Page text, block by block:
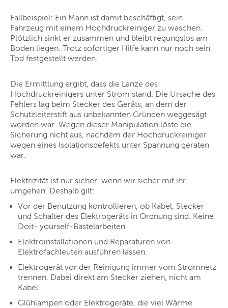
Fallbeispiel: Ein Mann ist damit beschäftigt, sein
Fahrzeug mit einem Hochdruckreiniger zu waschen.
Plötzlich sinkt er zusammen und bleibt regungslos am
Boden liegen. Trotz sofortiger Hilfe kann nur noch sein
Tod festgestellt werden.
Die Ermittlung ergibt, dass die Lanze des
Hochdruckreinigers unter Strom stand. Die Ursache des
Fehlers lag beim Stecker des Geräts, an dem der
Schutzleiterstift aus unbekannten Gründen weggesägt
worden war. Wegen dieser Manipulation löste die
Sicherung nicht aus, nachdem der Hochdruckreiniger
wegen eines Isolationsdefekts unter Spannung geraten
war.
Elektrizität ist nur sicher, wenn wir sicher mit ihr
umgehen. Deshalb gilt:
Vor der Benutzung kontrollieren, ob Kabel, Stecker
und Schalter des Elektrogeräts in Ordnung sind. Keine
Doit- yourself-Bastelarbeiten
Elektroinstallationen und Reparaturen von
Elektrofachleuten ausführen lassen.
Elektrogerät vor der Reinigung immer vom Stromnetz
trennen. Dabei direkt am Stecker ziehen, nicht am
Kabel.
Glühlampen oder Elektrogeräte, die viel Wärme